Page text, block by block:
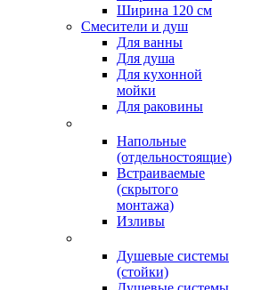
Ширина 120 см
Смесители и душ
Для ванны
Для душа
Для кухонной
мойки
Для раковины
Напольные
(отдельностоящие)
Встраиваемые
(скрытого
монтажа)
Изливы
Душевые системы
(стойки)